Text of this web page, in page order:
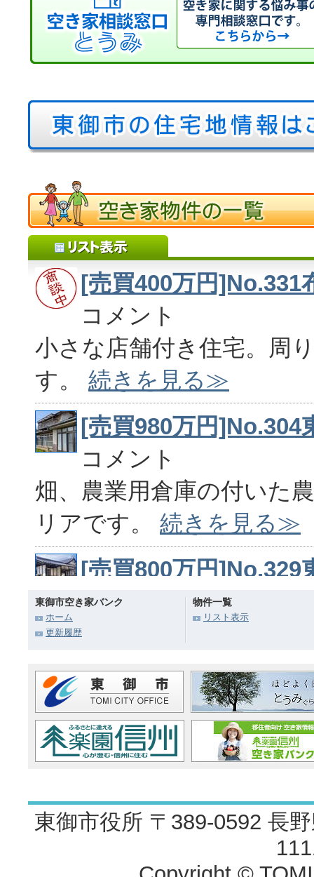
[売買400万円]No.331
コメント
小さな店舗付き住宅。周
す。 続きを見る≫
[売買980万円]No.304
コメント
畑、農業用倉庫の付いた
リアです。 続きを見る≫
[売買800万円]No.329
コメント
本格的に農業したい方に
てます。続きを見る≫
[賃貸6.8万円]No.333
コメント
習塾を開業したい方向け
いただけます。
続きを
東御市空き家バンク
ホーム
更新履歴
物件一覧
リスト表示
東御市役所 〒389-0592 長